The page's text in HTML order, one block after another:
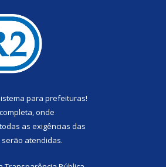
para prefeituras!
completa, onde
as exigências das
serão atendidas.